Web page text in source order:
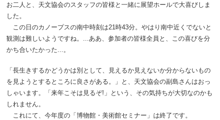
お二人と、天文協会のスタッフの皆様と一緒に展望ホールで大喜びしま
した。
この日のカノープスの南中時刻は21時43分。やはり南中近くでないと
観測は難しいようですね。...ああ、参加者の皆様全員と、この喜びを分
かち合いたかった...。
「長生きするかどうかは別として、見えるか見えないか分からないもの
を見ようとするところに良さがある。」と、天文協会の副島さんはおっ
しゃいます。「来年こそは見るぞ!」という、その気持ちが大切なのかも
しれません。
これにて、今年度の「博物館・美術館セミナー」は終了です。